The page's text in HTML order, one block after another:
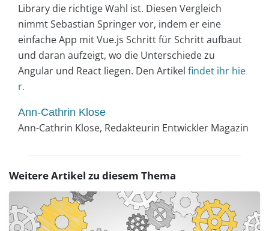
Library die richtige Wahl ist. Diesen Vergleich
nimmt Sebastian Springer vor, indem er eine
einfache App mit Vue.js Schritt für Schritt aufbaut
und daran aufzeigt, wo die Unterschiede zu
Angular und React liegen. Den Artikel findet ihr hie
r.
Ann-Cathrin Klose
Ann-Cathrin Klose, Redakteurin Entwickler Magazin
Weitere Artikel zu diesem Thema